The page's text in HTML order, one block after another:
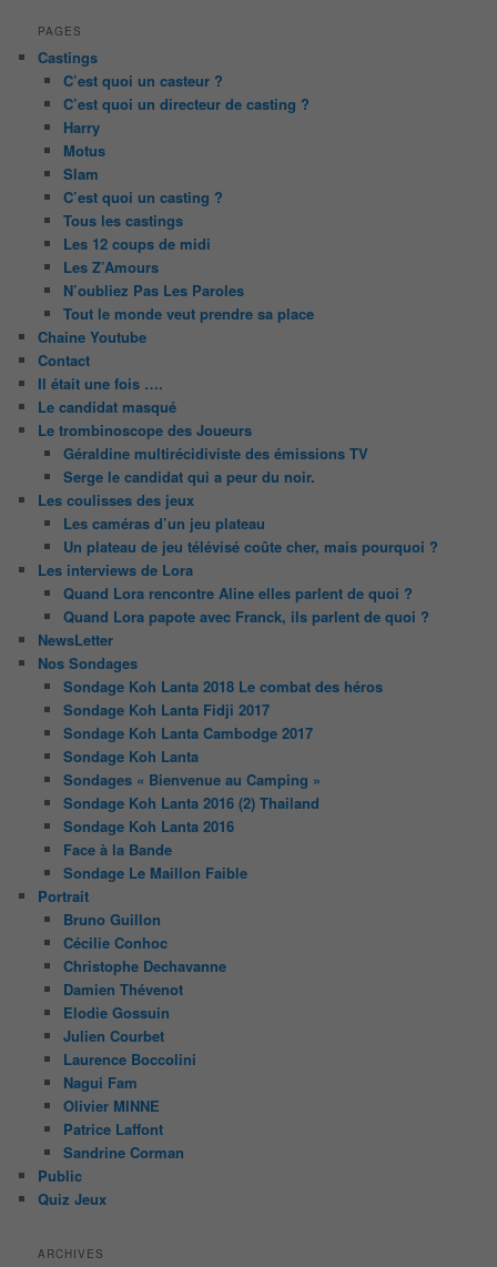
PAGES
Castings
C’est quoi un casteur ?
C’est quoi un directeur de casting ?
Harry
Motus
Slam
C’est quoi un casting ?
Tous les castings
Les 12 coups de midi
Les Z’Amours
N’oubliez Pas Les Paroles
Tout le monde veut prendre sa place
Chaine Youtube
Contact
Il était une fois ….
Le candidat masqué
Le trombinoscope des Joueurs
Géraldine multirécidiviste des émissions TV
Serge le candidat qui a peur du noir.
Les coulisses des jeux
Les caméras d’un jeu plateau
Un plateau de jeu télévisé coûte cher, mais pourquoi ?
Les interviews de Lora
Quand Lora rencontre Aline elles parlent de quoi ?
Quand Lora papote avec Franck, ils parlent de quoi ?
NewsLetter
Nos Sondages
Sondage Koh Lanta 2018 Le combat des héros
Sondage Koh Lanta Fidji 2017
Sondage Koh Lanta Cambodge 2017
Sondage Koh Lanta
Sondages « Bienvenue au Camping »
Sondage Koh Lanta 2016 (2) Thailand
Sondage Koh Lanta 2016
Face à la Bande
Sondage Le Maillon Faible
Portrait
Bruno Guillon
Cécilie Conhoc
Christophe Dechavanne
Damien Thévenot
Elodie Gossuin
Julien Courbet
Laurence Boccolini
Nagui Fam
Olivier MINNE
Patrice Laffont
Sandrine Corman
Public
Quiz Jeux
ARCHIVES